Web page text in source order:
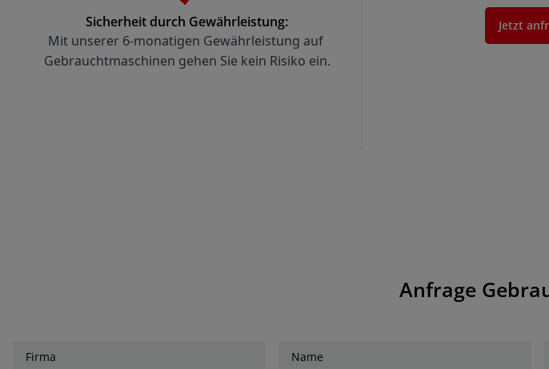
Sicherheit durch Gewährleistung:
Mit unserer 6-monatigen Gewährleistung auf
Gebrauchtmaschinen gehen Sie kein Risiko ein.
Jetzt
Anfrage